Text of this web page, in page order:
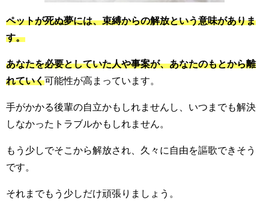
ペットが死ぬ夢には、束縛からの解放という意味がありま
す。
あなたを必要としていた人や事案が、あなたのもとから離
れていく可能性が高まっています。
手がかかる後輩の自立かもしれませんし、いつまでも解決
しなかったトラブルかもしれません。
もう少しでそこから解放され、久々に自由を謳歌できそう
です。
それまでもう少しだけ頑張りましょう。